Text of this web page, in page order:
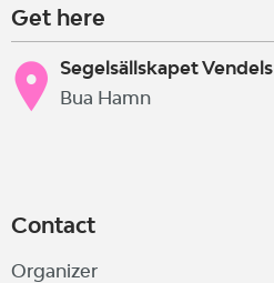
Get here
Segelsällskapet Vendels
Bua Hamn
Contact
Organizer